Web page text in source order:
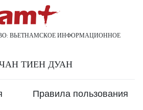
ВЬЕТНАМСКОЕ ИНФОРМАЦИОННОЕ
ЧАН ТИЕН ДУАН
Правила пользования